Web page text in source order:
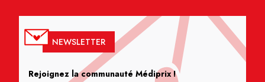
NEWSLETTER
Rejoignez la communauté Médiprix !